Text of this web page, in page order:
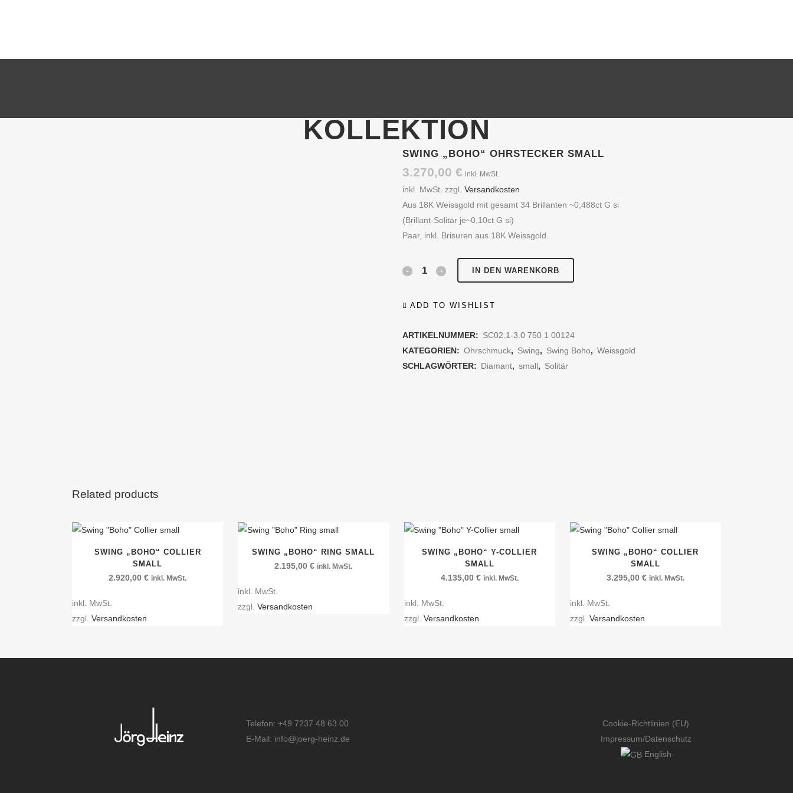
KOLLEKTION
SWING „BOHO“ OHRSTECKER SMALL
3.270,00 € inkl. MwSt.
inkl. MwSt. zzgl. Versandkosten
Aus 18K Weissgold mit gesamt 34 Brillanten ~0,488ct G si
(Brillant-Solitär je~0,10ct G si)
Paar, inkl. Brisuren aus 18K Weissgold.
Swing
small
IN DEN WARENKORB
ADD TO WISHLIST
ARTIKELNUMMER: SC02.1-3.0 750 1 00124
KATEGORIEN: Ohrschmuck, Swing, Swing Boho, Weissgold
SCHLAGWÖRTER: Diamant, small, Solitär
Related products
SWING „BOHO“ COLLIER
SMALL
2.920,00€ inkl. MwSt.
inkl. MwSt.
zzgl. Versandkosten
SWING „BOHO“ RING SMALL
2.195,00€ inkl. MwSt.
inkl. MwSt.
zzgl.Versandkosten
SWING „BOHO“ Y-COLLIER
SMALL
4.135,00 € inkl. MwSt.
inkl. MwSt.
zzgl. Versandkosten
SWING „BOHO“ COLLIER
SMALL
3.295,00 € inkl. MwSt.
inkl. MwSt.
zzgl. Versandkosten
Telefon: +49 7237 48 63 00
E-Mail: info@joerg-heinz.de
Cookie-Richtlinien (EU)
Impressum/Datenschutz
English